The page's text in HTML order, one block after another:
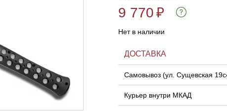
9 770₽
Нет в наличии
ДОСТАВКА
Самовывоз (ул. Сущевская
Курьер внутри МКАД